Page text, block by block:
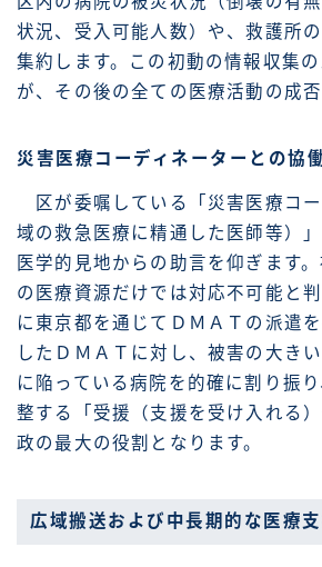
状況、受入可能人数）や、救護所
集約します。この初動の情報収集
が、その後の全ての医療活動の成否
災害医療コーディネーターとの協
区が委嘱している「災害医療コ
域の救急医療に精通した医師等）
医学的見地からの助言を仰ぎます
の医療資源だけでは対応不可能と
に東京都を通じてＤＭＡＴの派遣
したＤＭＡＴに対し、被害の大き
に陥っている病院を的確に割り振
整する「受援（支援を受け入れる
政の最大の役割となります。
広域搬送および中長期的な医療